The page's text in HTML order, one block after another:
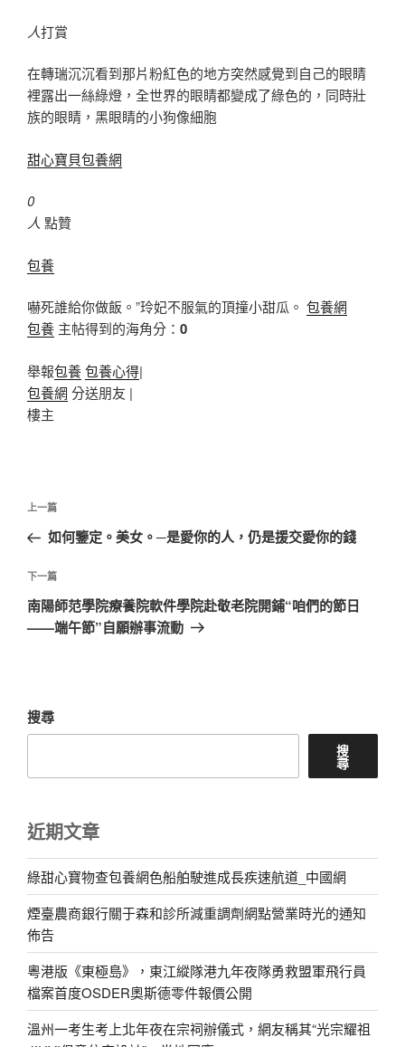
人打賞
在轉瑞沉沉看到那片粉紅色的地方突然感覺到自己的眼睛
裡露出一絲綠燈，全世界的眼睛都變成了綠色的，同時壯
族的眼睛，黑眼睛的小狗像細胞
甜心寶貝包養網
0
人 點贊
包養
嚇死誰給你做飯。”玲妃不服氣的頂撞小甜瓜。 包養網
包養 主帖得到的海角分： 0
舉報包養包養心得|
包養網 分送朋友 |
樓主
文
導
覽
上
一
文
章
上一篇
如何鑒定。美女。─是愛你的人，仍是援交愛你的錢
下
一
下一篇
南陽師范學院療養院軟件學院赴敬老院開鋪“咱們的節日
——端午節”自願辦事流動
搜尋
搜
尋
近期文章
綠甜心寶物查包養網色船舶駛進成長疾速航道_中國網
煙臺農商銀行關于森和診所減重調劑網點營業時光的通知
佈告
粵港版《東極島》，東江縱隊港九年夜隊勇救盟軍飛行員
檔案首度OSDER奧斯德零件報價公開
溫州一考生考上北年夜在宗祠辦儀式，網友稱其“光宗耀祖